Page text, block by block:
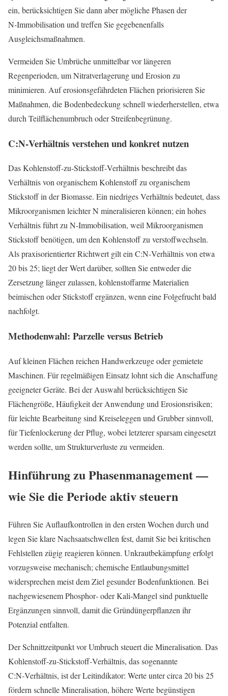
ein, berücksichtigen Sie dann aber mögliche Phasen der
N‑Immobilisation und treffen Sie gegebenenfalls
Ausgleichsmaßnahmen.
Vermeiden Sie Umbrüche unmittelbar vor längeren
Regenperioden, um Nitratverlagerung und Erosion zu
minimieren. Auf erosionsgefährdeten Flächen priorisieren Sie
Maßnahmen, die Bodenbedeckung schnell wiederherstellen, etwa
durch Teilflächenumbruch oder Streifenbegrünung.
C:N‑Verhältnis verstehen und konkret nutzen
Das Kohlenstoff‑zu‑Stickstoff‑Verhältnis beschreibt das
Verhältnis von organischem Kohlenstoff zu organischem
Stickstoff in der Biomasse. Ein niedriges Verhältnis bedeutet, dass
Mikroorganismen leichter N mineralisieren können; ein hohes
Verhältnis führt zu N‑Immobilisation, weil Mikroorganismen
Stickstoff benötigen, um den Kohlenstoff zu verstoffwechseln.
Als praxisorientierter Richtwert gilt ein C:N‑Verhältnis von etwa
20 bis 25; liegt der Wert darüber, sollten Sie entweder die
Zersetzung länger zulassen, kohlenstoffarme Materialien
beimischen oder Stickstoff ergänzen, wenn eine Folgefrucht bald
nachfolgt.
Methodenwahl: Parzelle versus Betrieb
Auf kleinen Flächen reichen Handwerkzeuge oder gemietete
Maschinen. Für regelmäßigen Einsatz lohnt sich die Anschaffung
geeigneter Geräte. Bei der Auswahl berücksichtigen Sie
Flächengröße, Häufigkeit der Anwendung und Erosionsrisiken;
für leichte Bearbeitung sind Kreiseleggen und Grubber sinnvoll,
für Tiefenlockerung der Pflug, wobei letzterer sparsam eingesetzt
werden sollte, um Strukturverluste zu vermeiden.
Hinführung zu Phasenmanagement —
wie Sie die Periode aktiv steuern
Führen Sie Auflaufkontrollen in den ersten Wochen durch und
legen Sie klare Nachsaatschwellen fest, damit Sie bei kritischen
Fehlstellen zügig reagieren können. Unkrautbekämpfung erfolgt
vorzugsweise mechanisch; chemische Entlaubungsmittel
widersprechen meist dem Ziel gesunder Bodenfunktionen. Bei
nachgewiesenem Phosphor‑ oder Kali‑Mangel sind punktuelle
Ergänzungen sinnvoll, damit die Gründüngerpflanzen ihr
Potenzial entfalten.
Der Schnittzeitpunkt vor Umbruch steuert die Mineralisation. Das
Kohlenstoff‑zu‑Stickstoff‑Verhältnis, das sogenannte
C:N‑Verhältnis, ist der Leitindikator: Werte unter circa 20 bis 25
fördern schnelle Mineralisation, höhere Werte begünstigen